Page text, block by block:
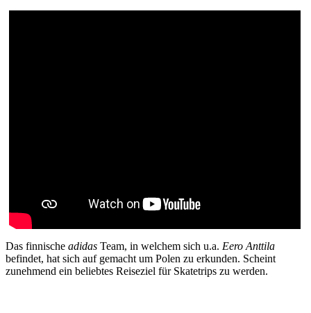
Das finnische adidas Team, in welchem sich u.a. Eero Anttila
befindet, hat sich auf gemacht um Polen zu erkunden. Scheint
zunehmend ein beliebtes Reiseziel für Skatetrips zu werden.